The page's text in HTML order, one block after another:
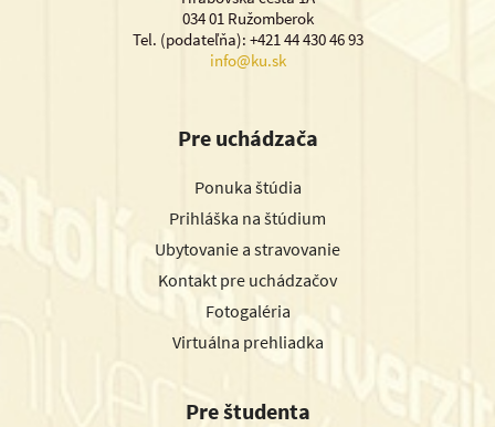
034 01 Ružomberok
Tel. (podateľňa): +421 44 430 46 93
info@ku.sk
Pre uchádzača
Ponuka štúdia
Prihláška na štúdium
Ubytovanie a stravovanie
Kontakt pre uchádzačov
Fotogaléria
Virtuálna prehliadka
Pre študenta